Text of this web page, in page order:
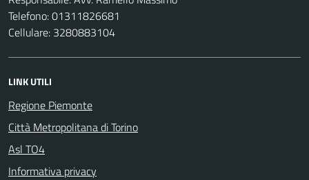
Telefono: 01311826681
Cellulare: 3280883104
LINK UTILI
Regione Piemonte
Città Metropolitana di Torino
Asl TO4
Informativa privacy